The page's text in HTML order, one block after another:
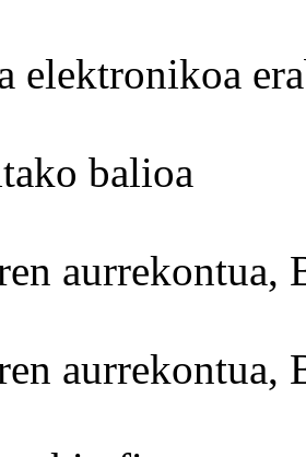
elektronikoa
balioa
aurrekontua,
aurrekontua,